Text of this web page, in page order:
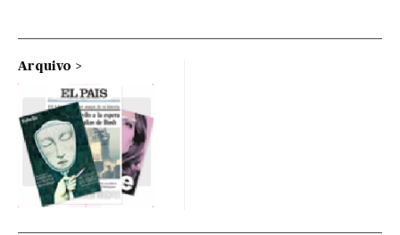
Arquivo